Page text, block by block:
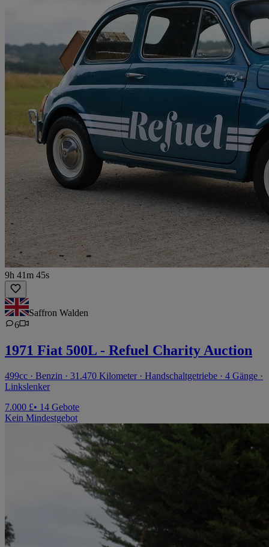
9h 41m 45s
Saffron Walden
6
1971 Fiat 500L - Refuel Charity Auction
499cc · Benzin · 31.470 Kilometer · Handschaltgetriebe · 4 Gänge ·
Linkslenker
7.000 £• 14 Gebote
Kein Mindestgebot